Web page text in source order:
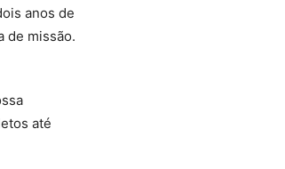
anos de
de missão.
até